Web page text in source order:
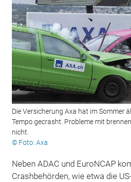
Die Versicherung Axa hat im Sommer
Tempo gecrasht. Probleme mit
nicht.
© Foto: Axa
Neben ADAC und EuroNCAP
Crashbehörden, wie etwa die